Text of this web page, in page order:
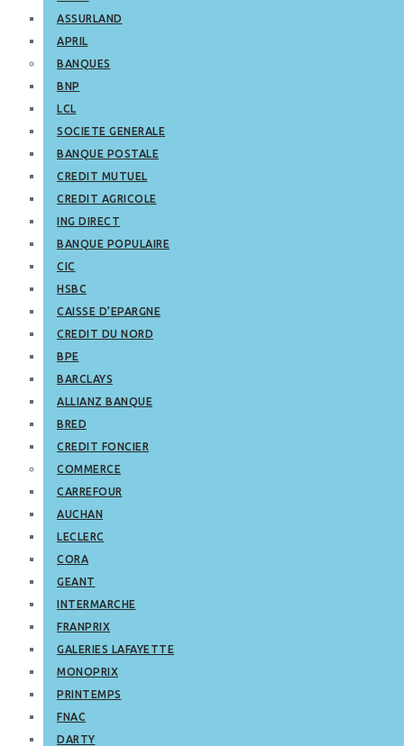
ASSURLAND
APRIL
BANQUES
BNP
LCL
SOCIETE GENERALE
BANQUE POSTALE
CREDIT MUTUEL
CREDIT AGRICOLE
ING DIRECT
BANQUE POPULAIRE
CIC
HSBC
CAISSE D’EPARGNE
CREDIT DU NORD
BPE
BARCLAYS
ALLIANZ BANQUE
BRED
CREDIT FONCIER
COMMERCE
CARREFOUR
AUCHAN
LECLERC
CORA
GEANT
INTERMARCHE
FRANPRIX
GALERIES LAFAYETTE
MONOPRIX
PRINTEMPS
FNAC
DARTY